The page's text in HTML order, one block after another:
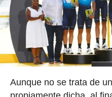
Aunque no se trata de